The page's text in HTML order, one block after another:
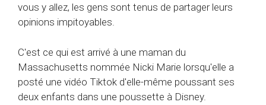
vous y allez, les gens sont tenus de partager leurs
opinions impitoyables.
C'est ce qui est arrivé à une maman du
Massachusetts nommée Nicki Marie lorsqu'elle a
posté une vidéo Tiktok d'elle-même poussant ses
deux enfants dans une poussette à Disney.